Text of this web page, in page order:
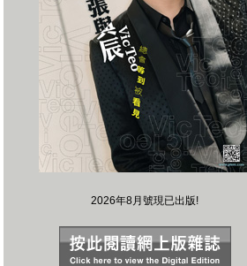
2026年8月號現已出版!